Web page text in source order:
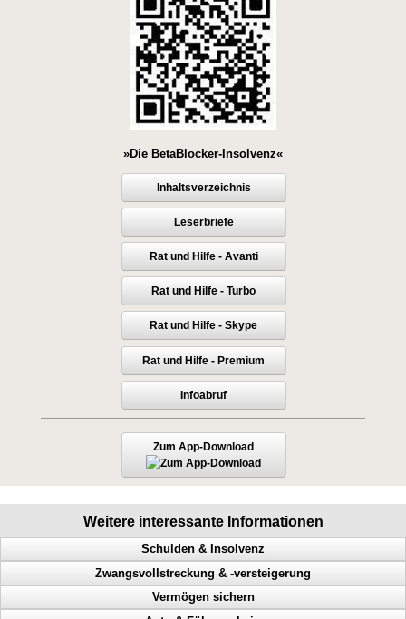
»Die BetaBlocker-Insolvenz«
Inhaltsverzeichnis
Leserbriefe
Rat und Hilfe - Avanti
Rat und Hilfe - Turbo
Rat und Hilfe - Skype
Rat und Hilfe - Premium
Infoabruf
Zum App-Download
Weitere interessante Informationen
Schulden & Insolvenz
Gläubiger, Lebensqualität, weniger Schulden, Privatinsolvenz
Mehr Lebensqualität, inkognito, Inkassounternehmen
Zwangsvollstreckung & -versteigerung
Immobilie, Hilfe bei Zwangsversteigerung, Notfrist, Bank
Vermögen sichern